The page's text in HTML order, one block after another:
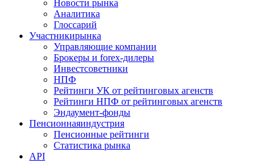
Новости рынка
Аналитика
Глоссарий
Участникирынка
Управляющие компании
Брокеры и forex-дилеры
Инвестсоветники
НПФ
Рейтинги УК от рейтинговых агенств
Рейтинги НПФ от рейтинговых агенств
Эндаумент-фонды
Пенсионнаяиндустрия
Пенсионные рейтинги
Статистика рынка
API